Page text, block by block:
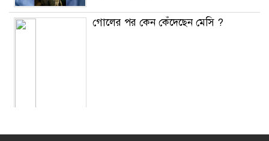
গোলের পর কেন কেঁদেছেন মেসি ?